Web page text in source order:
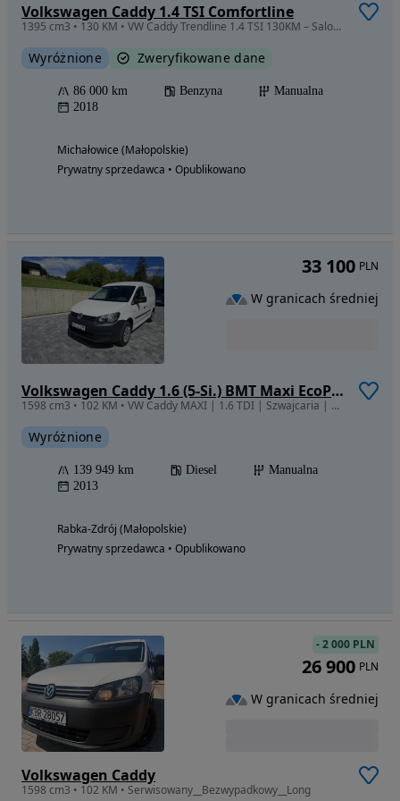
Volkswagen Caddy 1.4 TSI Comfortline
1395 cm3 • 130 KM • VW Caddy Trendline 1.4 TSI 130KM – Salon Polska, bezwypadkowy
Wyróżnione Zweryfikowane dane
86 000 km Benzyna
Manualna
2018
Michałowice (Małopolskie)
Prywatny sprzedawca • Opublikowano
Volkswagen Caddy 1.6 (5-Si.) BMT Maxi EcoProfi
1598 cm3 • 102 KM • VW Caddy MAXI | 1.6 TDI | Szwajcaria | 2 Miejsca | Tempomat | VAT-1? |
Wyróżnione
139 949 km Diesel
Manualna
2013
Rabka-Zdrój (Małopolskie)
Prywatny sprzedawca • Opublikowano
33 100 PLN
W granicach średniej
Volkswagen Caddy
1598 cm3 • 102 KM • Serwisowany__Bezwypadkowy__Long
-2 000 PLN
26 900 PLN
W granicach średniej